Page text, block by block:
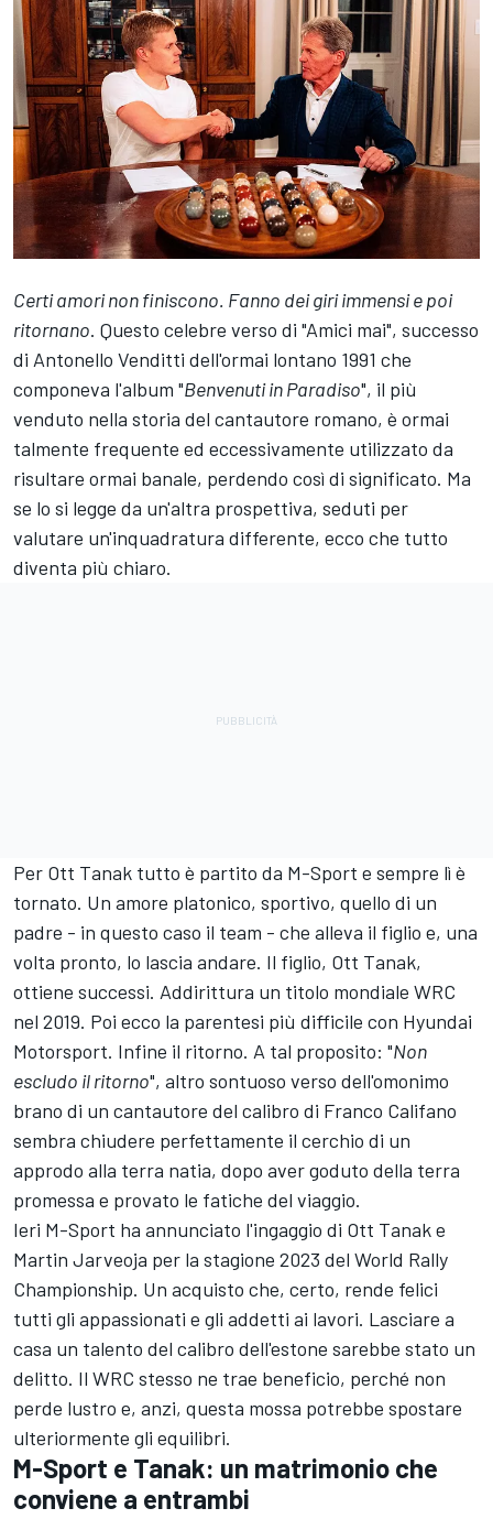
Certi amori non finiscono. Fanno dei giri immensi e poi
ritornano. Questo celebre verso di "Amici mai", successo
di Antonello Venditti dell'ormai lontano 1991 che
componeva l'album "Benvenuti in Paradiso", il più
venduto nella storia del cantautore romano, è ormai
talmente frequente ed eccessivamente utilizzato da
risultare ormai banale, perdendo così di significato. Ma
se lo si legge da un'altra prospettiva, seduti per
valutare un'inquadratura differente, ecco che tutto
diventa più chiaro.
Per Ott Tanak tutto è partito da M-Sport e sempre lì è
tornato. Un amore platonico, sportivo, quello di un
padre - in questo caso il team - che alleva il figlio e, una
volta pronto, lo lascia andare. Il figlio, Ott Tanak,
ottiene successi. Addirittura un titolo mondiale WRC
nel 2019. Poi ecco la parentesi più difficile con Hyundai
Motorsport. Infine il ritorno. A tal proposito: "Non
escludo il ritorno", altro sontuoso verso dell'omonimo
brano di un cantautore del calibro di Franco Califano
sembra chiudere perfettamente il cerchio di un
approdo alla terra natia, dopo aver goduto della terra
promessa e provato le fatiche del viaggio.
Ieri M-Sport ha annunciato l'ingaggio di Ott Tanak e
Martin Jarveoja per la stagione 2023 del World Rally
Championship. Un acquisto che, certo, rende felici
tutti gli appassionati e gli addetti ai lavori. Lasciare a
casa un talento del calibro dell'estone sarebbe stato un
delitto. Il WRC stesso ne trae beneficio, perché non
perde lustro e, anzi, questa mossa potrebbe spostare
ulteriormente gli equilibri.
M-Sport e Tanak: un matrimonio che
conviene a entrambi